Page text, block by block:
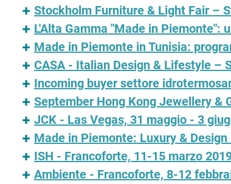
Stockholm Furniture & Light Fair –
L'Alta Gamma "Made in Piemonte":
Made in Piemonte in Tunisia:
CASA - Italian Design & Lifestyle –
Incoming buyer settore
September Hong Kong Jewellery &
JCK - Las Vegas, 31 maggio - 3
Made in Piemonte: Luxury &
ISH - Francoforte, 11-15 marzo
Ambiente - Francoforte, 8-12